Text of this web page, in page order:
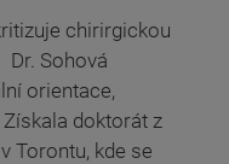
chirirgickou
Dr. Sohová
orientace,
doktorát z
Torontu, kde se